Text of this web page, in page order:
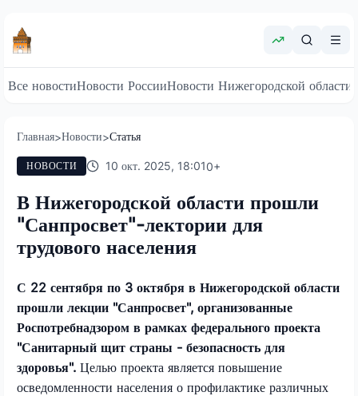
Все новостиНовости РоссииНовости Нижегородской области
Главная>Новости>Статья
НОВОСТИ 10 окт. 2025, 18:010+
В Нижегородской области прошли
"Санпросвет"-лектории для
трудового населения
С 22 сентября по 3 октября в Нижегородской области
прошли лекции "Санпросвет", организованные
Роспотребнадзором в рамках федерального проекта
"Санитарный щит страны - безопасность для
здоровья". Целью проекта является повышение
осведомленности населения о профилактике различных